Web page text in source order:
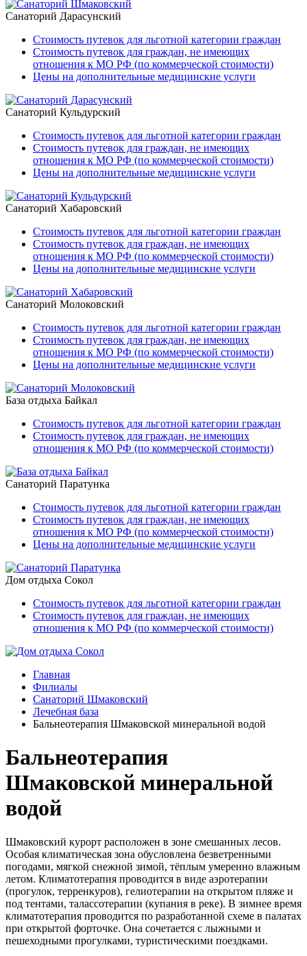
Санаторий Дарасунский
Стоимость путевок для льготной категории граждан
Стоимость путевок для граждан, не имеющих
отношения к МО РФ (по коммерческой стоимости)
Цены на дополнительные медицинские услуги
Санаторий Кульдурский
Стоимость путевок для льготной категории граждан
Стоимость путевок для граждан, не имеющих
отношения к МО РФ (по коммерческой стоимости)
Цены на дополнительные медицинские услуги
Санаторий Хабаровский
Стоимость путевок для льготной категории граждан
Стоимость путевок для граждан, не имеющих
отношения к МО РФ (по коммерческой стоимости)
Цены на дополнительные медицинские услуги
Санаторий Молоковский
Стоимость путевок для льготной категории граждан
Стоимость путевок для граждан, не имеющих
отношения к МО РФ (по коммерческой стоимости)
Цены на дополнительные медицинские услуги
База отдыха Байкал
Стоимость путевок для льготной категории граждан
Стоимость путевок для граждан, не имеющих
отношения к МО РФ (по коммерческой стоимости)
Санаторий Паратунка
Стоимость путевок для льготной категории граждан
Стоимость путевок для граждан, не имеющих
отношения к МО РФ (по коммерческой стоимости)
Цены на дополнительные медицинские услуги
Дом отдыха Сокол
Стоимость путевок для льготной категории граждан
Стоимость путевок для граждан, не имеющих
отношения к МО РФ (по коммерческой стоимости)
Главная
Филиалы
Санаторий Шмаковский
Лечебная база
Бальнеотерапия Шмаковской минеральной водой
Бальнеотерапия
Шмаковской минеральной
водой
Шмаковский курорт расположен в зоне смешанных лесов.
Особая климатическая зона обусловлена безветренными
погодами, мягкой снежной зимой, тёплым умеренно влажным
летом. Климатотерапия проводится в виде аэротерапии
(прогулок, терренкуров), гелиотерапии на открытом пляже и
под тентами, талассотерапии (купания в реке). В зимнее время
климатотерапия проводится по разработанной схеме в палатах
при открытой форточке. Она сочетается с лыжными и
пешеходными прогулками, туристическими поездками.